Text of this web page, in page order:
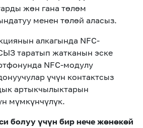
жөн гана төлөм
менен төлөй аласыз.
алкагында NFC-
таратып жатканын эске
NFC-модулу
үчүн контактсыз
артыкчылыктарын
мүмкүнчүлүк.
болуу үчүн бир нече жөнөкөй